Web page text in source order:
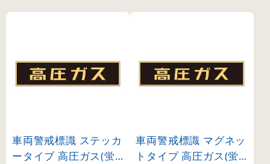
車両警戒標識 ステッカ
ータイプ 高圧ガス(蛍
車両警戒標識 マグネッ
トタイプ 高圧ガス(蛍